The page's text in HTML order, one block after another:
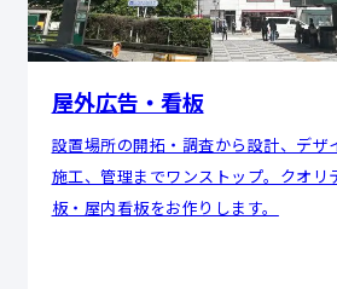
屋外広告・看板
設置場所の開拓・調査から設計、デザ
施工、管理までワンストップ。クオリ
板・屋内看板をお作りします。